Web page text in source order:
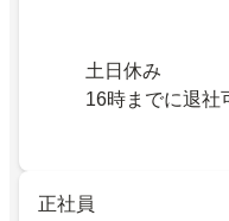
土日休み
16時までに退社
正社員